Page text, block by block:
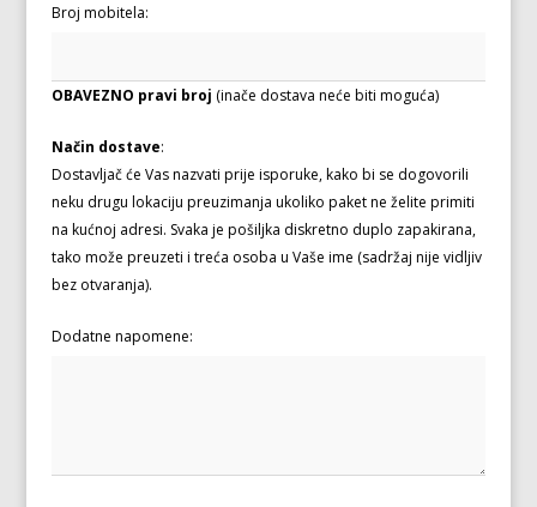
Broj mobitela:
OBAVEZNO pravi broj (inače dostava neće biti moguća)
Način dostave:
Dostavljač će Vas nazvati prije isporuke, kako bi se dogovorili
neku drugu lokaciju preuzimanja ukoliko paket ne želite primiti
na kućnoj adresi. Svaka je pošiljka diskretno duplo zapakirana,
tako može preuzeti i treća osoba u Vaše ime (sadržaj nije vidljiv
bez otvaranja).
Dodatne napomene: